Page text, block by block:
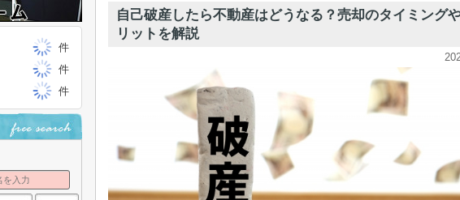
自己破産したら不動産はどうなる？売却のタイミング
リットを解説
件
件
件